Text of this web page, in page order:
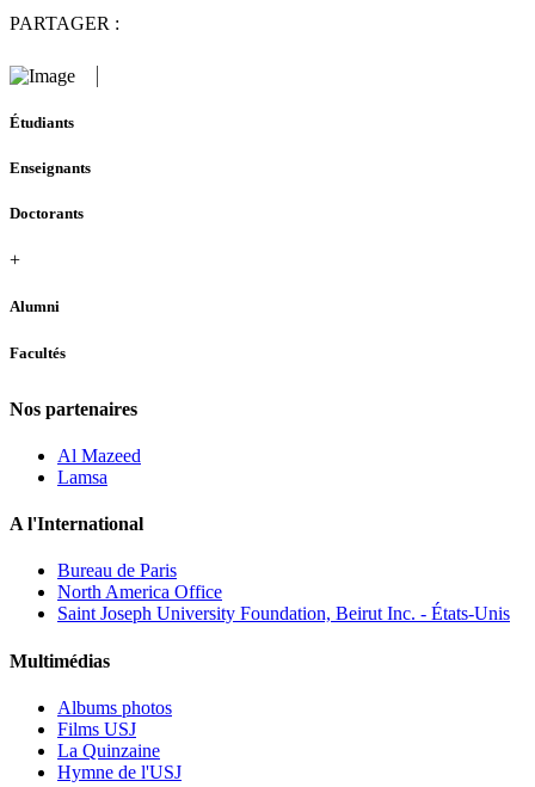
PARTAGER :
Étudiants
Enseignants
Doctorants
+
Alumni
Facultés
Nos partenaires
Al Mazeed
Lamsa
A l'International
Bureau de Paris
North America Office
Saint Joseph University Foundation, Beirut Inc. - États-Unis
Multimédias
Albums photos
Films USJ
La Quinzaine
Hymne de l'USJ